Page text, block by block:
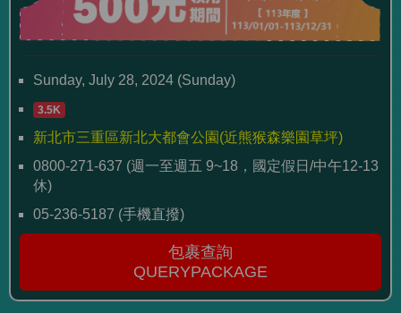
Sunday, July 28, 2024 (Sunday)
3.5K
新北市三重區新北大都會公園(近熊猴森樂園草坪)
0800-271-637 (週一至週五 9~18，國定假日/中午12-13
休)
05-236-5187 (手機直撥)
包裹查詢
QUERYPACKAGE